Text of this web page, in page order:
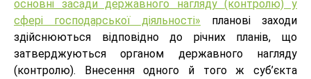
основні засади державного нагляду (контролю) у
сфері господарської діяльності» планові заходи
здійснюються відповідно до річних планів, що
затверджуються органом державного нагляду
(контролю). Внесення одного й того ж суб’єкта